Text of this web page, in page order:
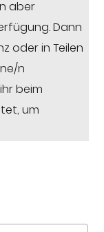
aber
Dann
oder in Teilen
n
beim
um